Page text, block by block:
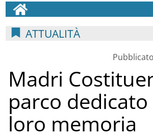
ATTUALITÀ
Madri
parco dedicato
loro memoria